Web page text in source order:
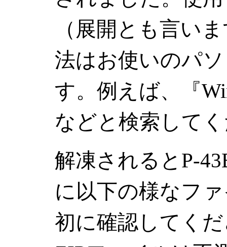
（展開とも言い
法はお使いのパ
す。例えば、『
などと検索して
解凍されるとP-
に以下の様なフ
初に確認してく